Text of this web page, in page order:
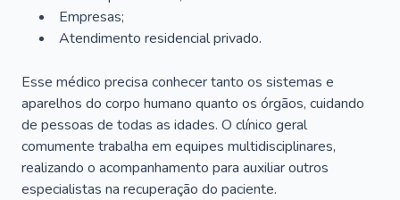
Empresas;
Atendimento residencial privado.
Esse médico precisa conhecer tanto os sistemas e
aparelhos do corpo humano quanto os órgãos, cuidando
de pessoas de todas as idades. O clínico geral
comumente trabalha em equipes multidisciplinares,
realizando o acompanhamento para auxiliar outros
especialistas na recuperação do paciente.